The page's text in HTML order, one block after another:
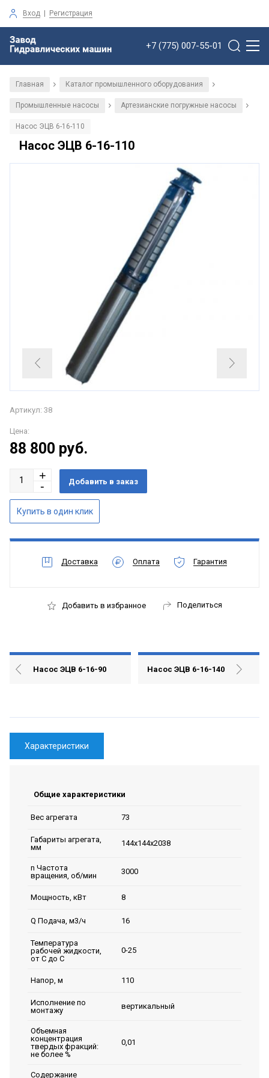
Вход | Регистрация
+7 (775) 007-55-01
Главная / Каталог промышленного оборудования /
Промышленные насосы / Артезианские погружные насосы /
Насос ЭЦВ 6-16-110
Насос ЭЦВ 6-16-110
Артикул: 38
Цена:
88 800 руб.
Доставка Оплата Гарантия
Добавить в избранное Поделиться
Насос ЭЦВ 6-16-90 Насос ЭЦВ 6-16-140
Характеристики
Общие характеристики
Вес агрегата 73
Габариты агрегата,
мм
144х144х2038
n Частота
вращения, об/мин
3000
Мощность, кВт 8
Q Подача, м3/ч 16
Температура
рабочей жидкости,
от С до С
0-25
Напор, м 110
Исполнение по
монтажу
вертикальный
Объемная
концентрация
твердых фракций:
не более %
0,01
Содержание